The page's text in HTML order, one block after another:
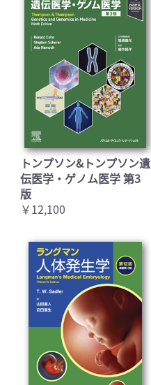
トンプソン&トンプソン遺
伝医学・ゲノム医学 第3
版
￥12,100